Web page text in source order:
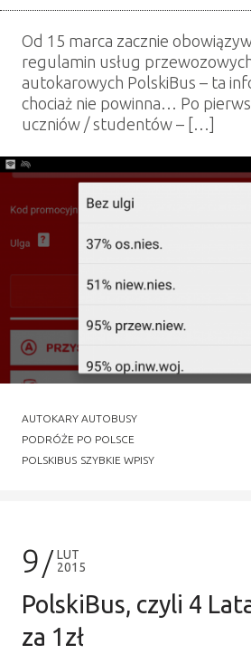
Od 15 marca zacznie
regulamin usług
autokarowych PolskiBus – ta
chociaż nie powinna… Po
uczniów / studentów – […]
AUTOKARY AUTOBUSY
PODRÓŻE PO POLSCE
POLSKIBUS SZYBKIE WPISY
9
LUT
2015
PolskiBus, czyli 4
za 1zł